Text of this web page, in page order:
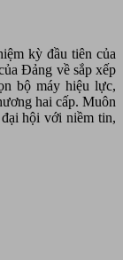
kỳ đầu tiên của
Đảng về sắp xếp
bộ máy hiệu lực,
hai cấp. Muôn
hội với niềm tin,